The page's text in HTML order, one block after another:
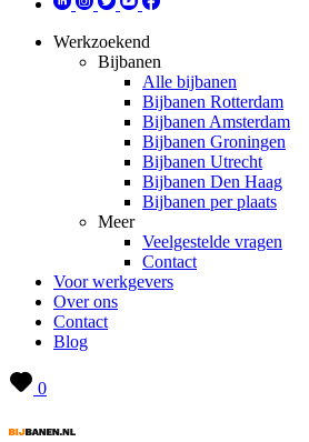
Werkzoekend
Bijbanen
Alle bijbanen
Bijbanen Rotterdam
Bijbanen Amsterdam
Bijbanen Groningen
Bijbanen Utrecht
Bijbanen Den Haag
Bijbanen per plaats
Meer
Veelgestelde vragen
Contact
Voor werkgevers
Over ons
Contact
Blog
0